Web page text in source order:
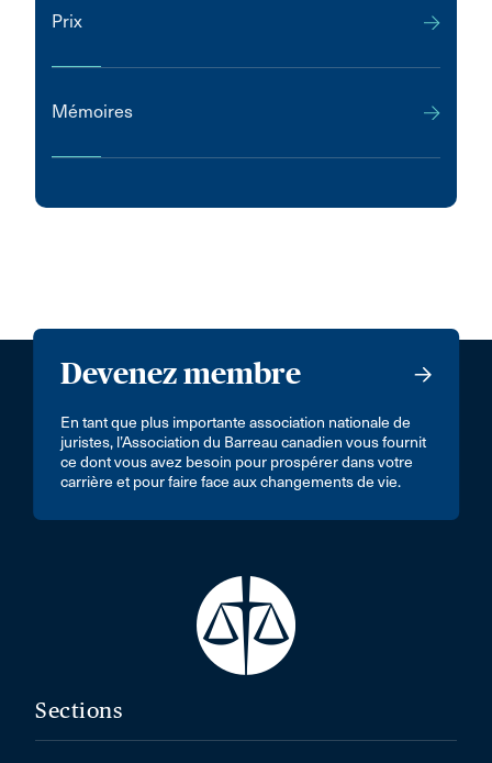
Prix
Mémoires
Devenez membre
En tant que plus importante association nationale de
juristes, l’Association du Barreau canadien vous fournit
ce dont vous avez besoin pour prospérer dans votre
carrière et pour faire face aux changements de vie.
Sections